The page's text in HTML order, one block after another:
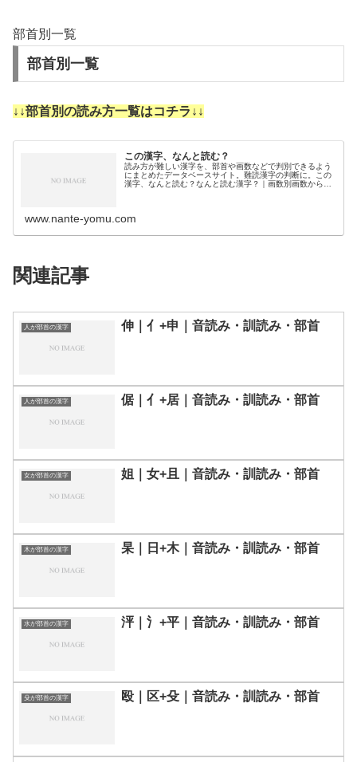
部首別一覧
部首別一覧
↓↓部首別の読み方一覧はコチラ↓↓
この漢字、なんと読む？
読み方が難しい漢字を、部首や画数などで判別できるよう
にまとめたデータベースサイト。難読漢字の判断に。この
漢字、なんと読む？なんと読む漢字？｜画数別画数から漢
www.nante-yomu.com
関連記事
人が部首の漢字 伸｜亻+申｜音読み・訓読み・部首
人が部首の漢字 倨｜亻+居｜音読み・訓読み・部首
女が部首の漢字 姐｜女+且｜音読み・訓読み・部首
木が部首の漢字 杲｜日+木｜音読み・訓読み・部首
水が部首の漢字 泙｜氵+平｜音読み・訓読み・部首
殳が部首の漢字 殴｜区+殳｜音読み・訓読み・部首